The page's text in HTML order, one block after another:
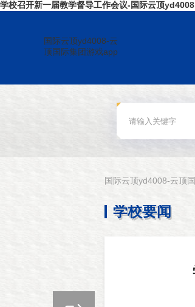
学校召开新一届教学督导工作会议-国际云顶yd4008
国际云顶yd4008-云
顶国际集团游戏app
国际云顶yd4008-云顶
学校要闻